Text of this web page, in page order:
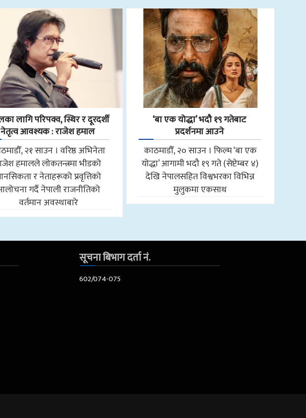
लागि परिपक्व, स्थिर र दूरदर्शी
नेतृत्व आवश्यक : राजेश हमाल
२१ साउन । वरिष्ठ अभिनेता
हमालले लोकतन्त्रमा भीडको
र नेताहरूको प्रवृत्तिको
गर्दै नेपाली राजनीतिको
वर्तमान अवस्थाबारे
‘बा एक योद्धा’ भदौ १९ गतेबाट
प्रदर्शनमा आउने
काठमाडौँ, २० साउन । फिल्म ‘बा एक
योद्धा’ आगामी भदौ १९ गते (सेप्टेम्बर ४)
देखि नेपालसहित विश्वभरका विभिन्न
मुलुकमा एकसाथ
सूचना बिभाग दर्ता नं.
602/074-075